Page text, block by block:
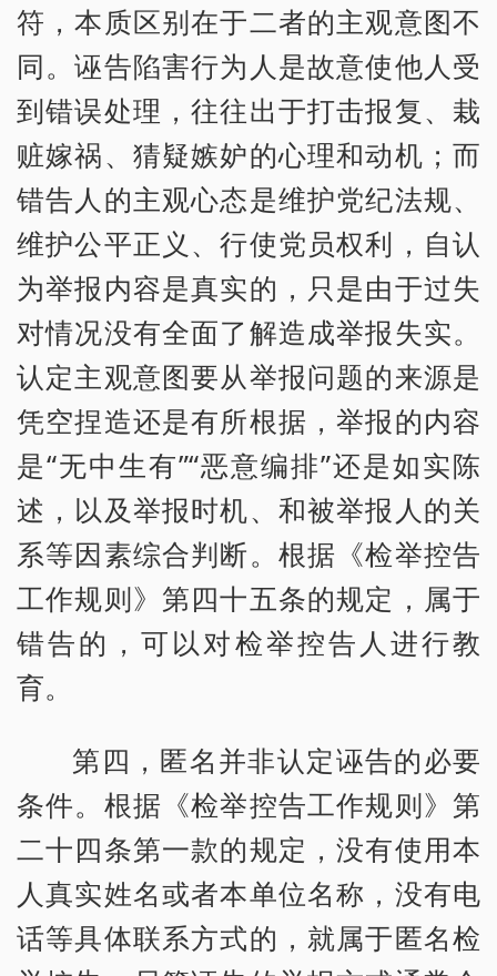
符，本质区别在于二者的主观意图不
同。诬告陷害行为人是故意使他人受
到错误处理，往往出于打击报复、栽
赃嫁祸、猜疑嫉妒的心理和动机；而
错告人的主观心态是维护党纪法规、
维护公平正义、行使党员权利，自认
为举报内容是真实的，只是由于过失
对情况没有全面了解造成举报失实。
认定主观意图要从举报问题的来源是
凭空捏造还是有所根据，举报的内容
是“无中生有”“恶意编排”还是如实陈
述，以及举报时机、和被举报人的关
系等因素综合判断。根据《检举控告
工作规则》第四十五条的规定，属于
错告的，可以对检举控告人进行教
育。
第四，匿名并非认定诬告的必要
条件。根据《检举控告工作规则》第
二十四条第一款的规定，没有使用本
人真实姓名或者本单位名称，没有电
话等具体联系方式的，就属于匿名检